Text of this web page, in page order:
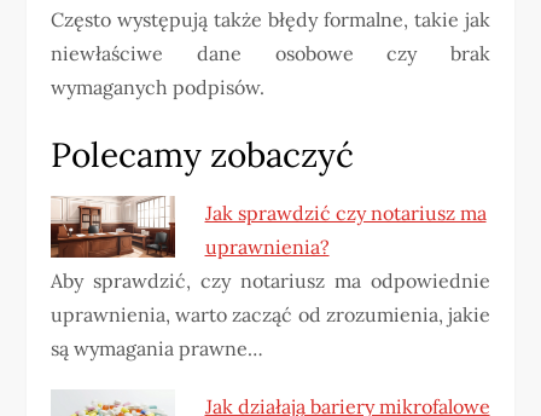
Często występują także błędy formalne, takie jak
niewłaściwe dane osobowe czy brak
wymaganych podpisów.
Polecamy zobaczyć
Jak sprawdzić czy notariusz ma
uprawnienia?
Aby sprawdzić, czy notariusz ma odpowiednie
uprawnienia, warto zacząć od zrozumienia, jakie
są wymagania prawne…
Jak działają bariery mikrofalowe